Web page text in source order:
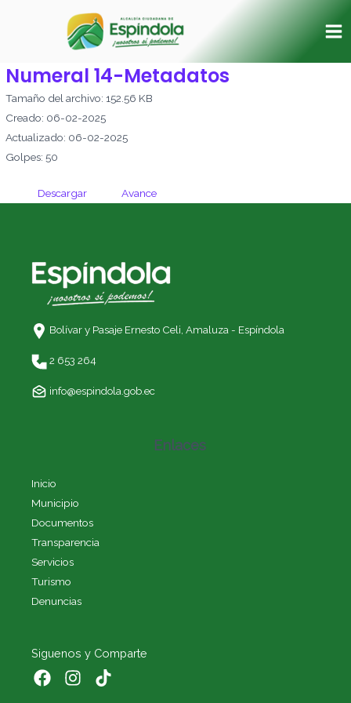
Numeral 14-Metadatos
Tamaño del archivo: 152.56 KB
Creado: 06-02-2025
Actualizado: 06-02-2025
Golpes: 50
Descargar Avance
Bolívar y Pasaje Ernesto Celi, Amaluza - Espíndola
2 653 264
info@espindola.gob.ec
Enlaces
Inicio
Municipio
Documentos
Transparencia
Servicios
Turismo
Denuncias
Siguenos y Comparte